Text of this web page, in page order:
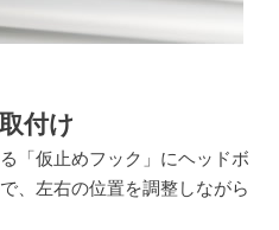
付け
「仮止めフック」にヘッドボ
、左右の位置を調整しながら